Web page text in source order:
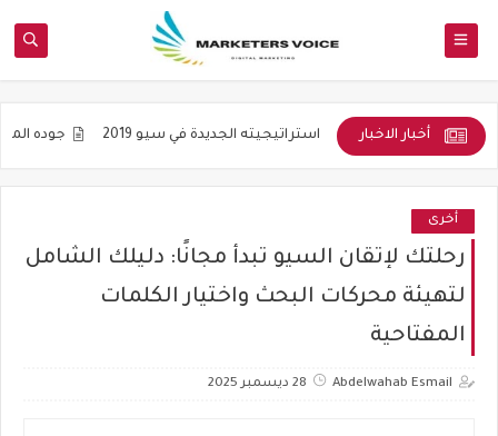
أخبار الاخبار
التنويع واستراتيجيته الجديدة في سيو 2019 جوده المواضيع و ليس
أخرى
رحلتك لإتقان السيو تبدأ مجانًا: دليلك الشامل
لتهيئة محركات البحث واختيار الكلمات
المفتاحية
Abdelwahab Esmail 28 ديسمبر 2025